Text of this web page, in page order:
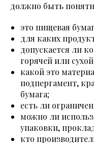
должно быть
это пищевая
для каких
допускается ли
горячей или
какой это
подпергамент,
бумага;
есть ли
можно ли
упаковки,
кто